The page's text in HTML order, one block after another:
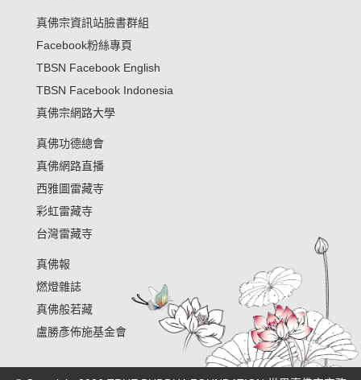
真佛宗資訊站臉書群組
Facebook粉絲專頁
TBSN Facebook English
TBSN Facebook Indonesia
真佛宗網路大學
真佛功德總會
真佛網路直播
西雅圖雷藏寺
彩虹雷藏寺
台灣雷藏寺
真佛報
燃燈雜誌
真佛般若藏
盧勝彥佈施基金會